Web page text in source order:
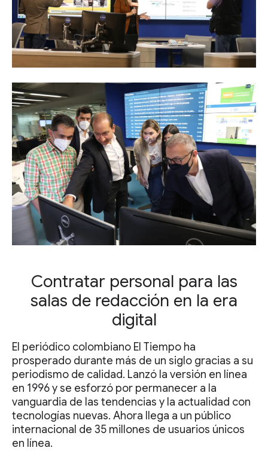
Contratar personal para las
salas de redacción en la era
digital
El periódico colombiano El Tiempo ha
prosperado durante más de un siglo gracias a su
periodismo de calidad. Lanzó la versión en línea
en 1996 y se esforzó por permanecer a la
vanguardia de las tendencias y la actualidad con
tecnologías nuevas. Ahora llega a un público
internacional de 35 millones de usuarios únicos
en línea.